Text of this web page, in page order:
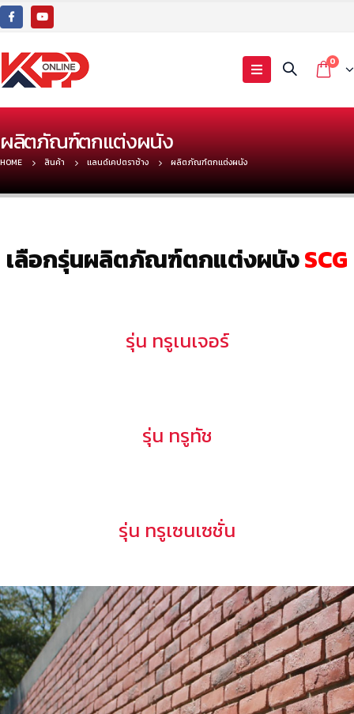
0
ผลิตภัณฑ์ตกแต่งผนัง
HOME สินค้า แลนด์เคปตราช้าง ผลิตภัณฑ์ตกแต่งผนัง
เลือกรุ่นผลิตภัณฑ์ตกแต่งผนังSCG
รุ่น ทรูเนเจอร์
รุ่น ทรูทัช
รุ่น ทรูเซนเซชั่น